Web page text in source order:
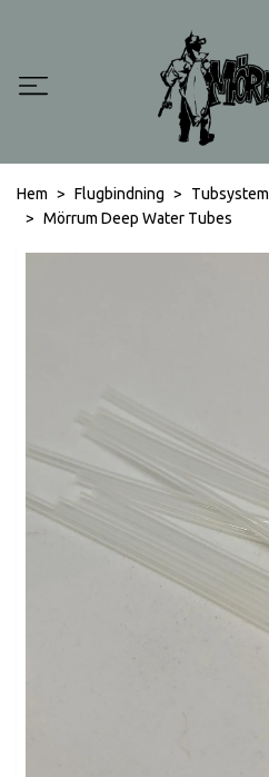
Hem Flugbindning
Tubsystem
Mörrum Deep Water Tubes